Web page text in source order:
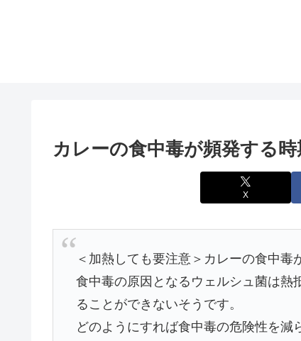
カレーの食中毒が頻発する
X
＜加熱しても要注意＞カレーの食中毒
食中毒の原因となるウェルシュ菌は熱
ることができないそうです。
どのようにすれば食中毒の危険性を減